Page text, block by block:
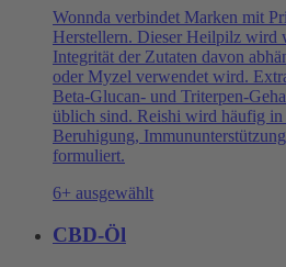
Wonnda verbindet Marken mit
Herstellern. Dieser Heilpilz wird
Integrität der Zutaten davon
oder Myzel verwendet wird.
Beta-Glucan- und Triterpen-
üblich sind. Reishi wird häufig in
Beruhigung,
formuliert.
6+ ausgewählt
CBD-Öl